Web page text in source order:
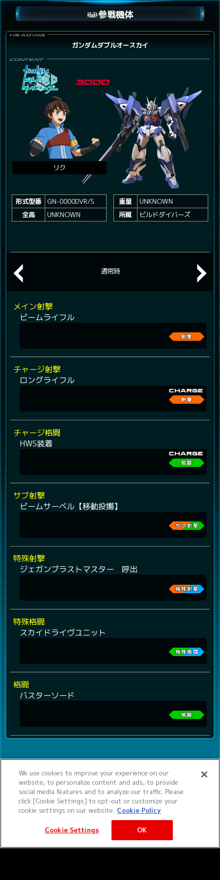
参戦機体
ガンダムダブルオースカイ
リク
形式型番
GN-0000DVR/S
全高
UNKNOWN
重量
UNKNOWN
所属
ビルドダイバーズ
通常時
メイン射撃
ビームライフル
チャージ射撃
ロングライフル
チャージ格闘
HWS装着
サブ射撃
ビームサーベル【移動投擲】
特殊射撃
ジェガンブラストマスター 呼出
特殊格闘
スカイドライヴユニット
格闘
バスターソード
We use cookies to improve your experience on our
website, to personalize content and ads, to provide
social media features and to analyze our traffic. Please
click [Cookie Settings] to opt-out or customize your
cookie settings on our website. Cookie Policy
Cookie Settings OK